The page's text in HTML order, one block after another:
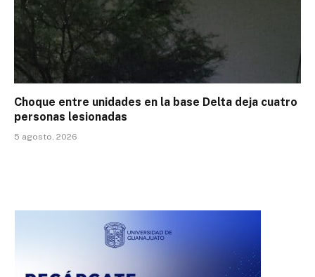
Choque entre unidades en la base Delta deja cuatro
personas lesionadas
5 agosto, 2026